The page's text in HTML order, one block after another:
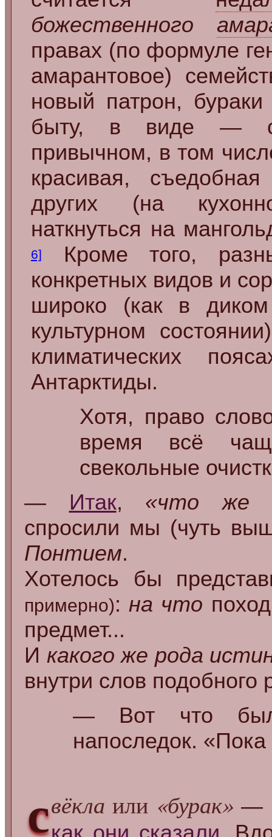
божественного
правах (по формуле
амарантовое)
новый патрон,
быту, в виде —
привычном, в том
красивая,
других (на
наткнуться на
6]
Кроме того,
конкретных видов и
широко (как в
культурном
климатических
Антарктиды.
Хотя, право
время всё
свекольные
— Итак, «что же
спросили мы (чуть
Понтием.
Хотелось бы
примерно): на что
предмет...
И какого же рода
внутри слов подобного
— Вот что
напоследок.
свёкла или «бурак» —